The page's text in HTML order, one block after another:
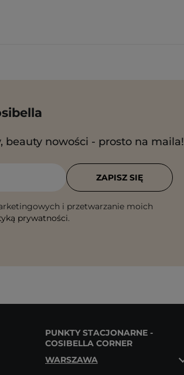
beauty nowości - prosto na maila!
i przetwarzanie moich
prywatności.
ZAPISZ SIĘ
PUNKTY STACJONARNE -
COSIBELLA CORNER
WARSZAWA